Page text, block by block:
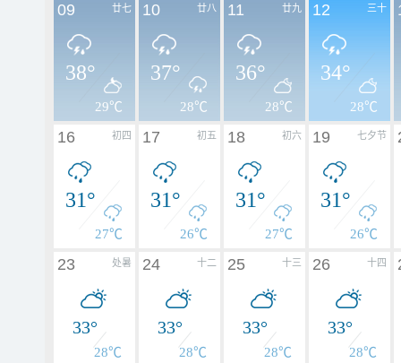
廿七
09
38°
29℃
廿八
10
37°
28℃
廿九
11
36°
28℃
三十
12
34°
28℃
初四
16
31°
27℃
初五
17
31°
26℃
初六
18
31°
27℃
七夕节
19
31°
26℃
处暑
23
33°
28℃
十二
24
33°
28℃
十三
25
33°
28℃
十四
26
33°
28℃